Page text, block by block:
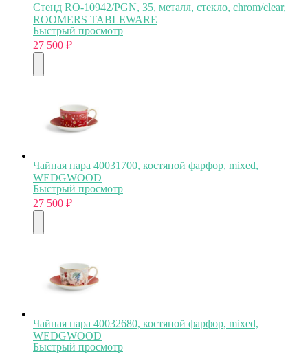
Стенд RO-10942/PGN, 35, металл, стекло, chrom/clear,
ROOMERS TABLEWARE
Быстрый просмотр
27 500 ₽
Чайная пара 40031700, костяной фарфор, mixed,
WEDGWOOD
Быстрый просмотр
27 500 ₽
Чайная пара 40032680, костяной фарфор, mixed,
WEDGWOOD
Быстрый просмотр